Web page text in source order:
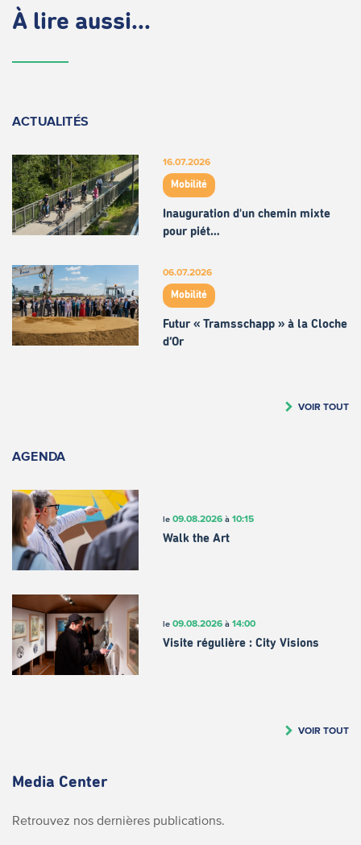
À lire aussi...
ACTUALITÉS
16.07.2026
Mobilité
Inauguration d'un chemin mixte
pour piét…
06.07.2026
Mobilité
Futur « Tramsschapp » à la Cloche
d’Or
VOIR TOUT
AGENDA
le 09.08.2026à 10:15
Walk the Art
le 09.08.2026à 14:00
Visite régulière : City Visions
VOIR TOUT
Media Center
Retrouvez nos dernières publications.